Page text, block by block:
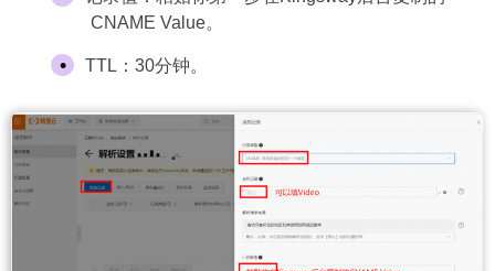
CNAME Value。
TTL：30分钟。